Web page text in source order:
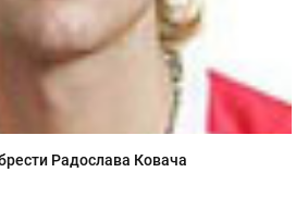
Радослава Ковача